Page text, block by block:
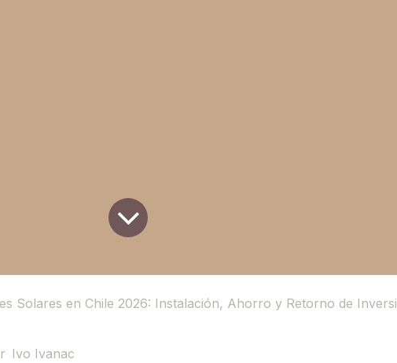
Solares en Chile 2026: Instalación, Ahorro y Retorno de Inversión
Ivo Ivanac